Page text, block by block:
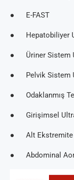
● E-FAST
● Hepatobiliyer
● Üriner Sistem
● Pelvik Sistem
● Odaklanmış
● Girişimsel
● Alt Ekstremite
● Abdominal